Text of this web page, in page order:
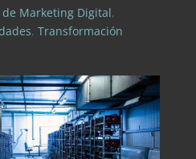
de Marketing Digital,
, Transformación